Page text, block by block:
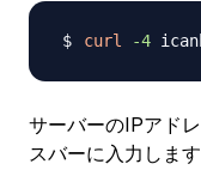
curl -4
サーバーのIPアド
スバーに入力します